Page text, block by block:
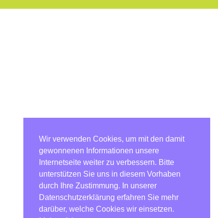
Wir verwenden Cookies, um mit den damit
gewonnenen Informationen unsere
Internetseite weiter zu verbessern. Bitte
unterstützen Sie uns in diesem Vorhaben
durch Ihre Zustimmung. In unserer
Datenschutzerklärung erfahren Sie mehr
darüber, welche Cookies wir einsetzen.